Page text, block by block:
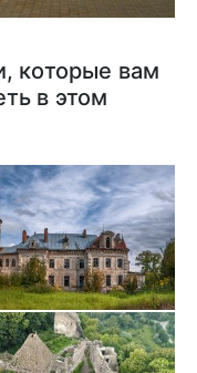
которые вам
в этом